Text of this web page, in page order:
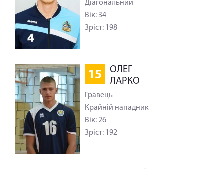
Діагональний
Вік: 34
Зріст: 198
15
ОЛЕГ
ЛАРКО
Гравець
Крайній нападник
Вік: 26
Зріст: 192